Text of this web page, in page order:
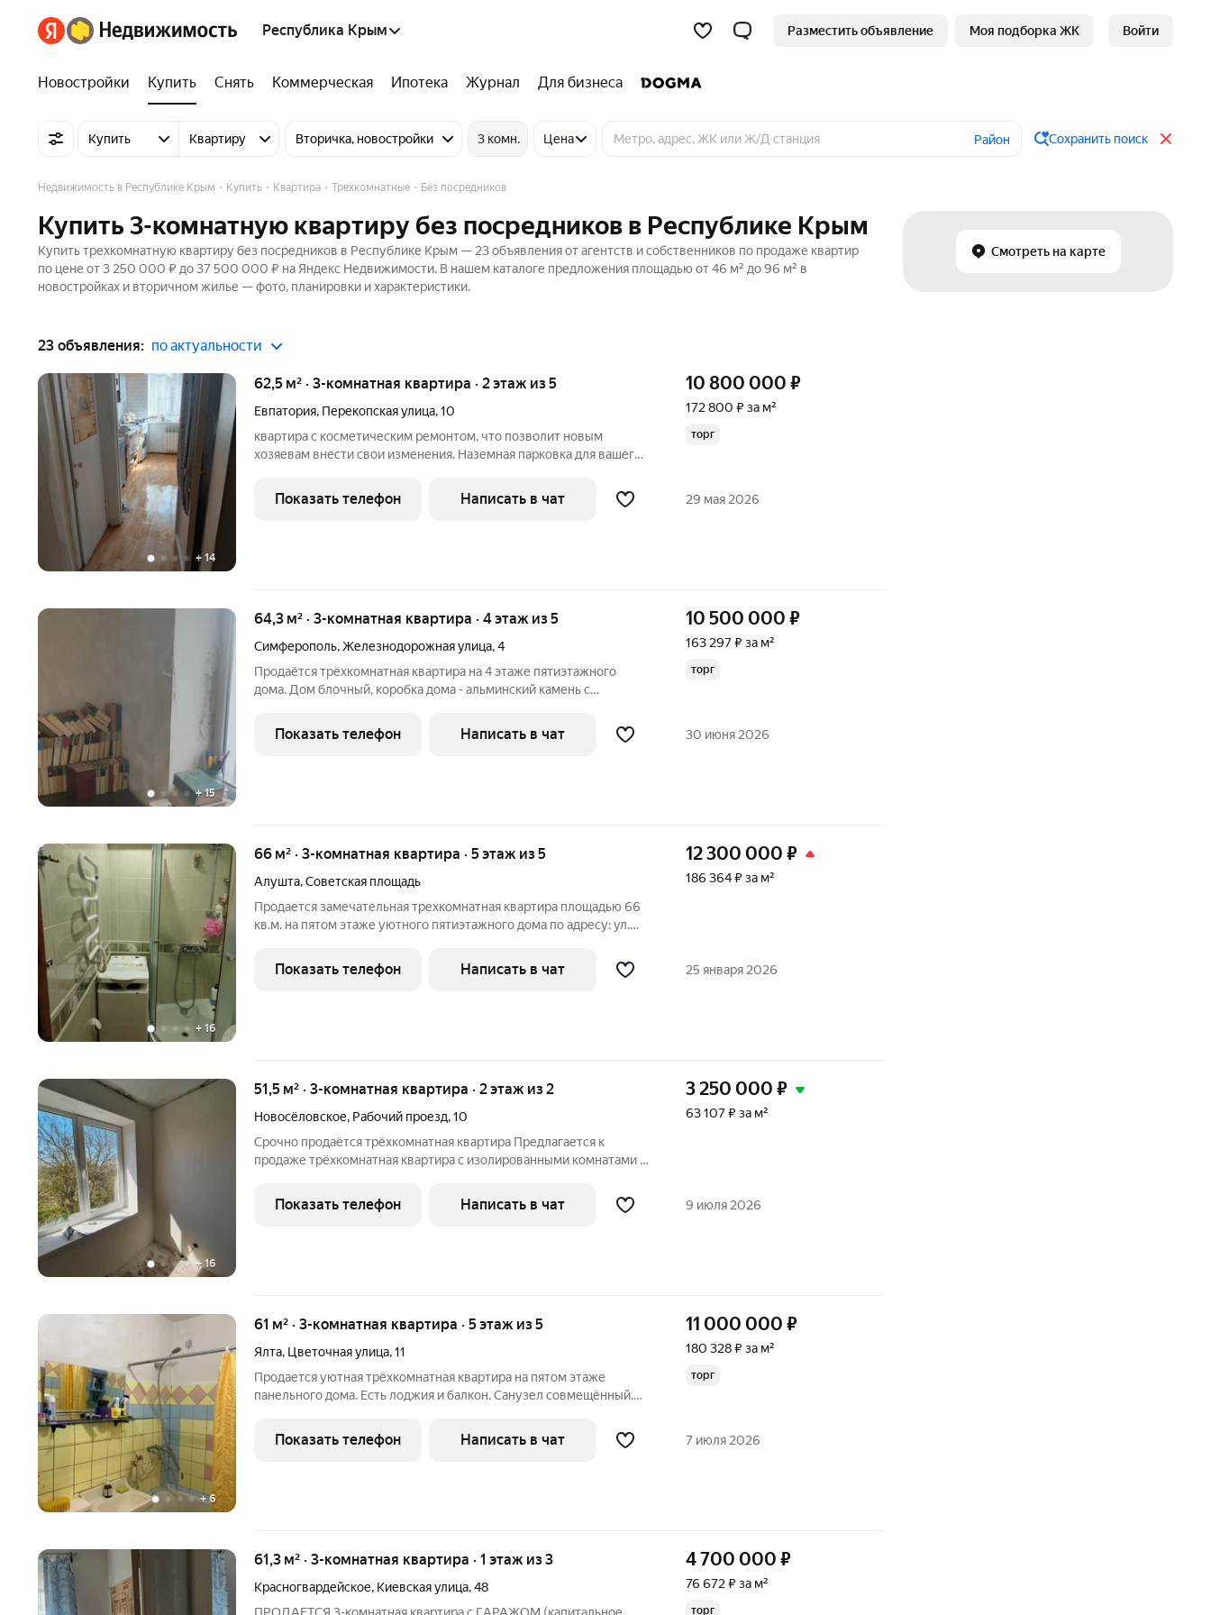
Республика Крым Разместить объявление Моя подборка ЖК Войти
Новостройки Купить Снять Коммерческая Ипотека Журнал Для бизнеса
Купить Квартиру Вторичка, новостройки 3 комн. Цена Район Сохранить поиск
Смотреть на карте
Недвижимость в Республике Крым Купить Квартира Трехкомнатные Без посредников
Купить 3-комнатную квартиру без посредников в Республике Крым
Купить трехкомнатную квартиру без посредников в Республике Крым — 23 объявления от агентств и собственников по продаже квартир
по цене от 3 250 000 ₽ до 37 500 000 ₽ на Яндекс Недвижимости. В нашем каталоге предложения площадью от 46 м² до 96 м² в
новостройках и вторичном жилье — фото, планировки и характеристики.
23 объявления: по актуальности
+ 14
62,5 м² · 3-комнатная квартира · 2 этаж из 5
Евпатория, Перекопская улица,10
квартира с косметическим ремонтом, что позволит новым
хозяевам внести свои изменения. Наземная парковка для вашего
рядом море, в 5мин , свежий морской воздух.
10 800 000 ₽
172 800 ₽ за м²
торг
Показать телефон Написать в чат 29 мая 2026
+15
64,3 м² · 3-комнатная квартира · 4 этаж из 5
Симферополь,Железнодорожная улица,4
Продаётся трёхкомнатная квартира на 4 этаже пятиэтажного
дома. Дом блочный, коробка дома - альминский камень с
комнаты раздельные. Площадь помещений: 1 комната - 8.8 кв.м 2
комната - 18 кв.м 3
10 500 000 ₽
163 297 ₽ за м²
торг
Показать телефон Написать в чат 30 июня 2026
+ 16
66 м² · 3-комнатная квартира · 5 этаж из 5
Алушта,Советская площадь
Продается замечательная трехкомнатная квартира площадью 66
кв.м. на пятом этаже уютного пятиэтажного дома по адресу: ул.
непосредственной близости находятся магазины, школа и детский
сад в двух
12 300 000 ₽
186 364 ₽ за м²
Показать телефон Написать в чат 25 января 2026
+ 16
51,5 м² · 3-комнатная квартира · 2 этаж из 2
Новосёловское, Рабочий проезд,10
Срочно продаётся трёхкомнатная квартира Предлагается к
продаже трёхкомнатная квартира с изолированными комнатами в
втором этаже двухэтажного здания. Состояние квартиры:
заменены все
3 250 000 ₽
63 107 ₽ за м²
Показать телефон Написать в чат 9 июля 2026
+6
61 м² · 3-комнатная квартира · 5 этаж из 5
Ялта, Цветочная улица,11
Продается уютная трёхкомнатная квартира на пятом этаже
панельного дома. Есть лоджия и балкон. Санузел совмещённый.
собственника. Торг.
11 000 000 ₽
180 328 ₽ за м²
торг
Показать телефон Написать в чат 7 июля 2026
61,3 м² · 3-комнатная квартира · 1 этаж из 3
Красногвардейское, Киевская улица,48
4 700 000 ₽
76 672 ₽ за м²
торг